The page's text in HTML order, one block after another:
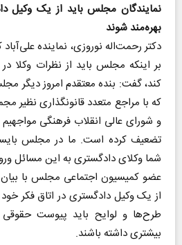
نمایندگان مجلس باید از یک وکیل
بهره‌مند شوند
دکتر رحمت‌اله نوروزی، نماینده
بر اینکه مجلس باید از نظرات وکلا
کند، گفت: بنده معتقدم امروز دیگر
که با مراجع متعدد قانونگذاری
و شورای عالی انقلاب فرهنگی
تضعیف کرده است. ما در مجلس
شما وکلای دادگستری به این مسائل
عضو کمیسیون اجتماعی مجلس با بیان
از یک وکیل دادگستری در اتاق فکر
طرح‌ها و لوایح باید پیوست حقوقی
بیشتری داشته باشند.